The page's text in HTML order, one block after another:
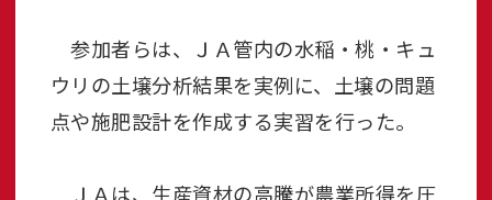
参加者らは、ＪＡ管内の水稲・桃・キュ
ウリの土壌分析結果を実例に、土壌の問題
点や施肥設計を作成する実習を行った。
ＪＡは、生産資材の高騰が農業所得を圧